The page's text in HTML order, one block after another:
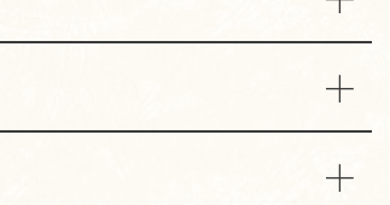
。あらかじめご了承ください。